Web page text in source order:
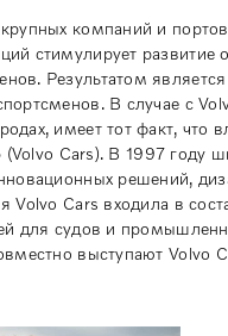
компаний и
стимулирует развитие
Результатом
В случае с
имеет тот факт,
Cars). В 1997 году
решений,
Cars входила в
для судов и
выступают Volvo